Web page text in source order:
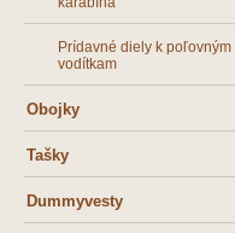
Prídavné diely k poľovným
vodítkam
Obojky
Tašky
Dummyvesty